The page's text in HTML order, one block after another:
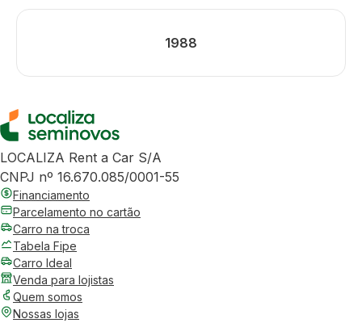
1988
LOCALIZA Rent a Car S/A
CNPJ nº 16.670.085/0001-55
Financiamento
Parcelamento no cartão
Carro na troca
Tabela Fipe
Carro Ideal
Venda para lojistas
Quem somos
Nossas lojas